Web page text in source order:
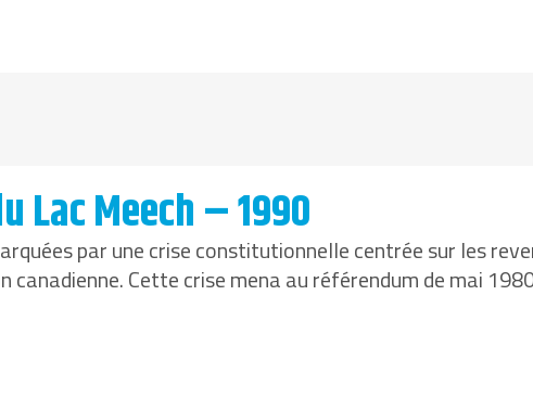
Lac Meech – 1990
par une crise constitutionnelle centrée sur les
Cette crise mena au référendum de mai